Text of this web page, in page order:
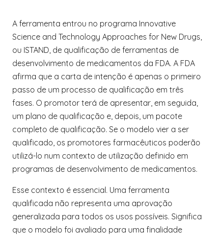
A ferramenta entrou no programa Innovative
Science and Technology Approaches for New Drugs,
ou ISTAND, de qualificação de ferramentas de
desenvolvimento de medicamentos da FDA. A FDA
afirma que a carta de intenção é apenas o primeiro
passo de um processo de qualificação em três
fases. O promotor terá de apresentar, em seguida,
um plano de qualificação e, depois, um pacote
completo de qualificação. Se o modelo vier a ser
qualificado, os promotores farmacêuticos poderão
utilizá-lo num contexto de utilização definido em
programas de desenvolvimento de medicamentos.
Esse contexto é essencial. Uma ferramenta
qualificada não representa uma aprovação
generalizada para todos os usos possíveis. Significa
que o modelo foi avaliado para uma finalidade